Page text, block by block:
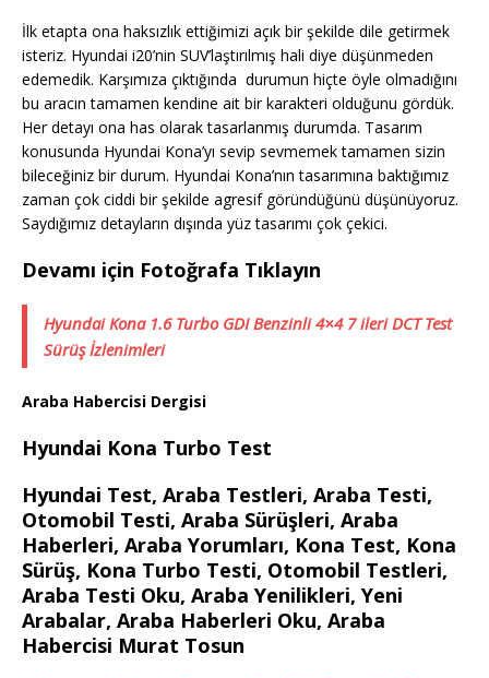
İlk etapta ona haksızlık ettiğimizi açık bir şekilde dile getirmek
isteriz. Hyundai i20’nin SUV’laştırılmış hali diye düşünmeden
edemedik. Karşımıza çıktığında durumun hiçte öyle olmadığını
bu aracın tamamen kendine ait bir karakteri olduğunu gördük.
Her detayı ona has olarak tasarlanmış durumda. Tasarım
konusunda Hyundai Kona’yı sevip sevmemek tamamen sizin
bileceğiniz bir durum. Hyundai Kona’nın tasarımına baktığımız
zaman çok ciddi bir şekilde agresif göründüğünü düşünüyoruz.
Saydığımız detayların dışında yüz tasarımı çok çekici.
Devamı için Fotoğrafa Tıklayın
Hyundai Kona 1.6 Turbo GDI Benzinli 4×4 7 ileri DCT Test
Sürüş İzlenimleri
Araba Habercisi Dergisi
Hyundai Kona Turbo Test
Hyundai Test, Araba Testleri, Araba Testi,
Otomobil Testi, Araba Sürüşleri, Araba
Haberleri, Araba Yorumları, Kona Test, Kona
Sürüş, Kona Turbo Testi, Otomobil Testleri,
Araba Testi Oku, Araba Yenilikleri, Yeni
Arabalar, Araba Haberleri Oku, Araba
Habercisi Murat Tosun